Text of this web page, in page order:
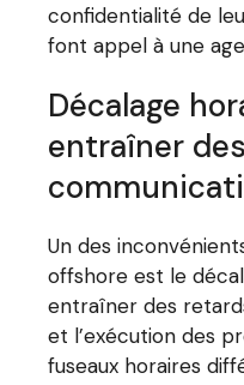
confidentialité de
font appel à une
Décalage
entraîner
Un des
offshore est le
entraîner des
et l’exécution des
fuseaux horaires